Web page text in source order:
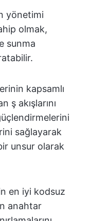
yönetimi
olmak,
sunma
kapsamlı
akışlarını
sağlayarak
unsur olarak
en iyi kodsuz
anahtar